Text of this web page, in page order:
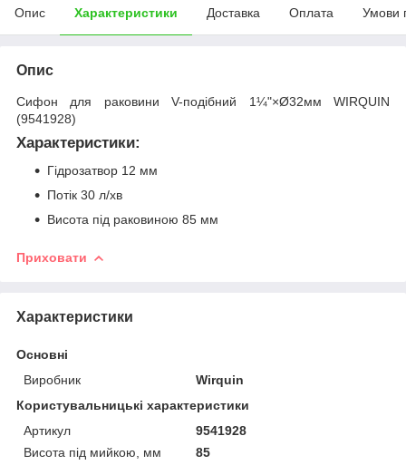
Опис Характеристики Доставка Оплата Умови
Опис
Сифон для раковини V-подібний 1¼"×Ø32мм WIRQUIN
(9541928)
Характеристики:
Гідрозатвор 12 мм
Потік 30 л/хв
Висота під раковиною 85 мм
Приховати
Характеристики
Основні
Виробник
Wirquin
Користувальницькі характеристики
Артикул
9541928
Висота під мийкою, мм
85